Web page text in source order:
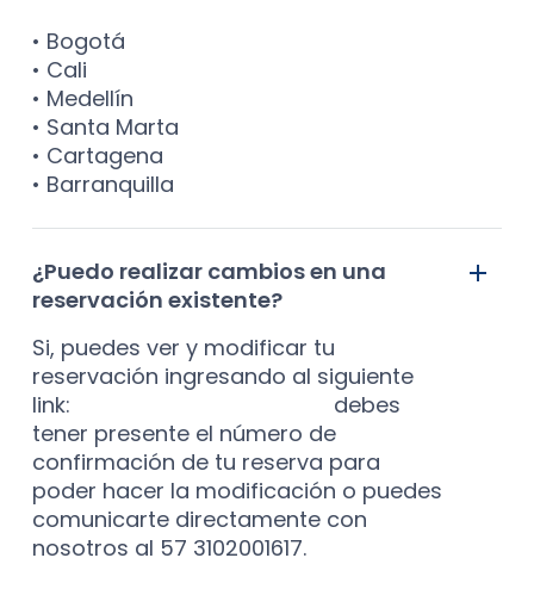
• Bogotá
• Cali
• Medellín
• Santa Marta
• Cartagena
• Barranquilla
¿Puedo realizar cambios en una
reservación existente?
Si, puedes ver y modificar tu
reservación ingresando al siguiente
link:
debes
tener presente el número de
confirmación de tu reserva para
poder hacer la modificación o puedes
comunicarte directamente con
nosotros al 57 3102001617.